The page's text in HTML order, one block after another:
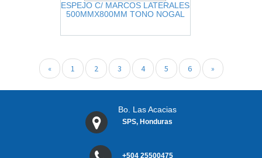
ESPEJO C/ MARCOS LATERALES
500MMX800MM TONO NOGAL
« 1 2 3 4 5 6 »
Bo. Las Acacias
SPS, Honduras
+504 25500475